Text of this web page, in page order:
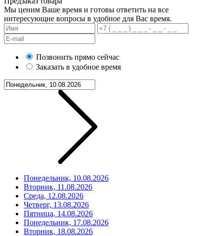
Мы ценим Ваше время и готовы ответить на все
интересующие вопросы в удобное для Вас время.
Позвонить прямо сейчас
Заказать в удобное время
Понедельник, 10.08.2026
Вторник, 11.08.2026
Среда, 12.08.2026
Четверг, 13.08.2026
Пятница, 14.08.2026
Понедельник, 17.08.2026
Вторник, 18.08.2026